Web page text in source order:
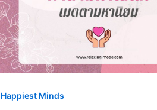
Happiest Minds